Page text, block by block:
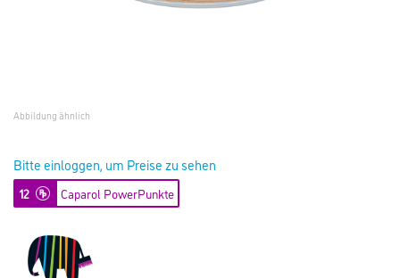
Abbildung ähnlich
Bitte einloggen, um Preise zu sehen
12 Caparol PowerPunkte